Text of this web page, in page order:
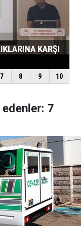
edenler: 7